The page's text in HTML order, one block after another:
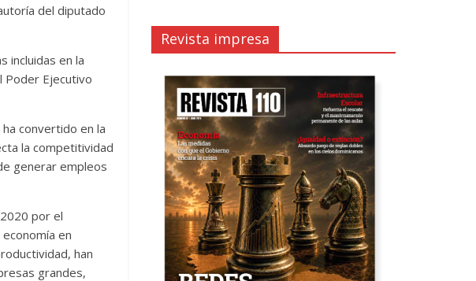
del diputado
incluidas en la
Poder Ejecutivo
convertido en la
la competitividad
generar empleos
por el
en
han
grandes,
Revista impresa